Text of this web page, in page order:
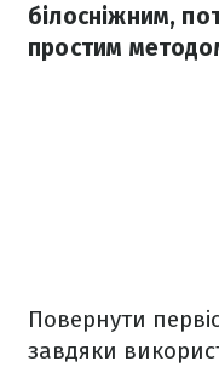
білосніжним,
простим
Повернути
завдяки